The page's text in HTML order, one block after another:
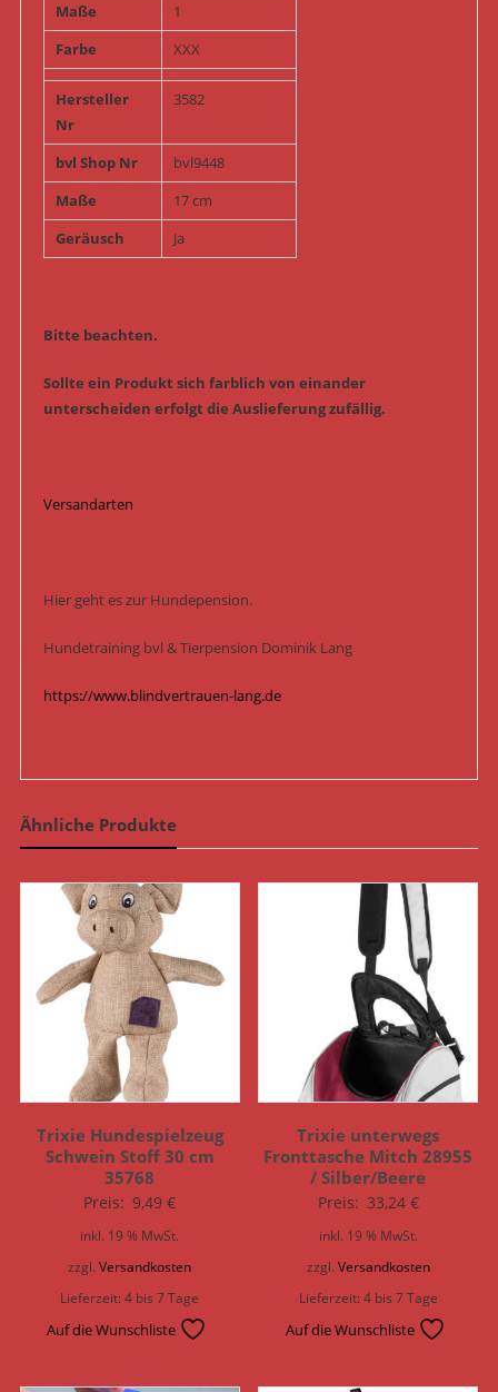
Maße
1
Farbe
XXX
Hersteller
Nr
3582
bvl Shop Nr
bvl9448
Maße
17 cm
Geräusch
Ja
Bitte beachten.
Sollte ein Produkt sich farblich von einander
unterscheiden erfolgt die Auslieferung zufällig.
Versandarten
Hier geht es zur Hundepension.
Hundetraining bvl & Tierpension Dominik Lang
https://www.blindvertrauen-lang.de
Ähnliche Produkte
Trixie Hundespielzeug
Schwein Stoff 30 cm
35768
Preis: 9,49€
inkl. 19 % MwSt.
zzgl.Versandkosten
Lieferzeit:4 bis 7 Tage
Auf die Wunschliste
Trixie unterwegs
Fronttasche Mitch 28955
/ Silber/Beere
Preis: 33,24 €
inkl. 19 % MwSt.
zzgl. Versandkosten
Lieferzeit:4 bis 7 Tage
Auf die Wunschliste